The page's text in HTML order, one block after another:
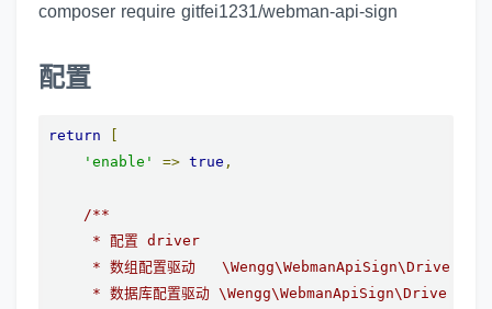
composer require gitfei1231/webman-api-sign
配置
return
'enable'
=> true ,
/**
     * 配置 driver
* 数组配置驱动
* 数据库配置驱动